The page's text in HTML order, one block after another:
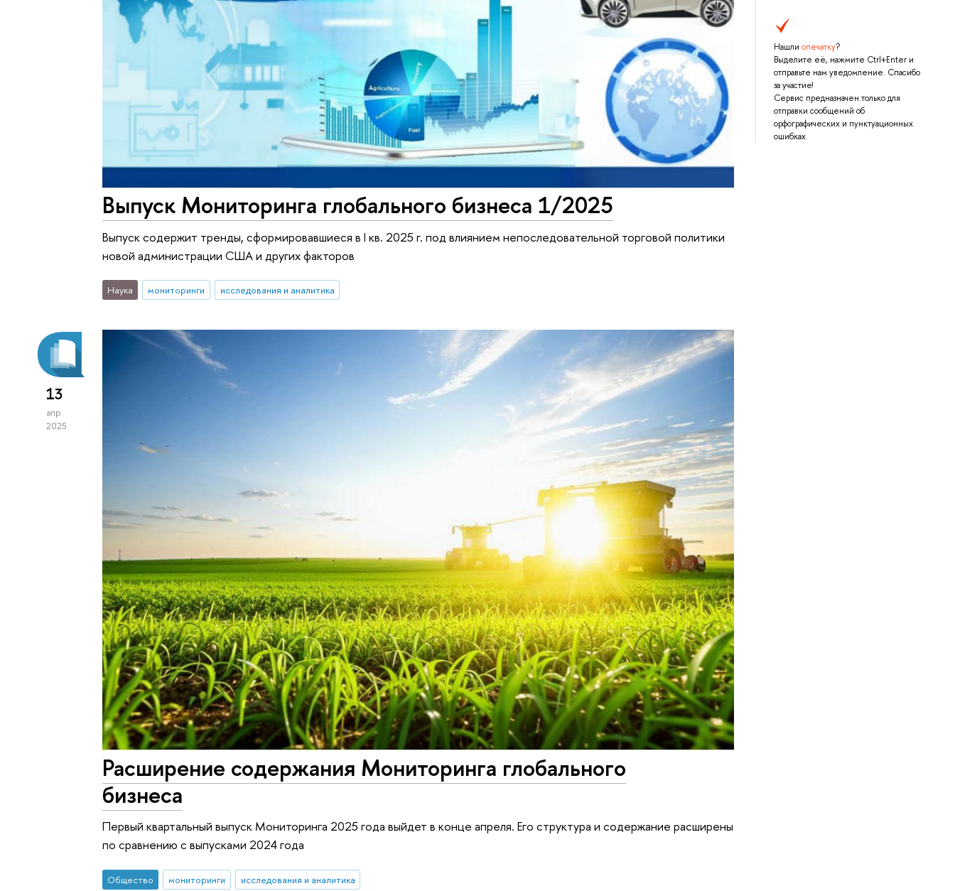
Нашли опечатку?
Выделите её, нажмите Ctrl+Enter и
отправьте нам уведомление. Спасибо
за участие!
Сервис предназначен только для
отправки сообщений об
орфографических и пунктуационных
ошибках.
Выпуск Мониторинга глобального бизнеса 1/2025
Выпуск содержит тренды, сформировавшиеся в I кв. 2025 г. под влиянием непоследовательной торговой политики
новой администрации США и других факторов
Наука мониторинги исследования и аналитика
13
апр
2025
Расширение содержания Мониторинга глобального
бизнеса
Первый квартальный выпуск Мониторинга 2025 года выйдет в конце апреля. Его структура и содержание расширены
по сравнению с выпусками 2024 года
Общество мониторинги исследования и аналитика